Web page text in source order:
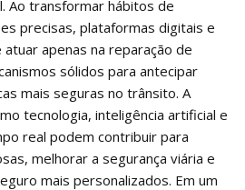
Ao transformar hábitos de
precisas, plataformas digitais e
apenas na reparação de
sólidos para antecipar
mais seguras no trânsito. A
tecnologia, inteligência artificial e
real podem contribuir para
melhorar a segurança viária e
mais personalizados. Em um